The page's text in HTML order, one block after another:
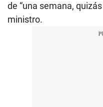
de “una semana,
ministro.